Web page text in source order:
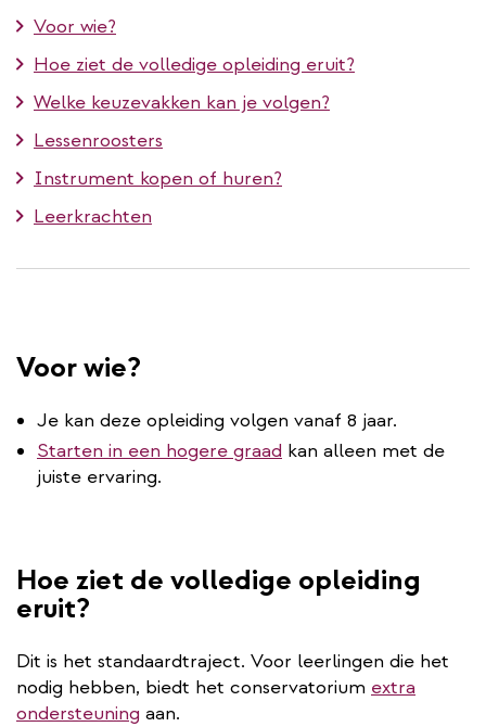
Voor wie?
Hoe ziet de volledige opleiding eruit?
Welke keuzevakken kan je volgen?
Lessenroosters
Instrument kopen of huren?
Leerkrachten
Voor wie?
Je kan deze opleiding volgen vanaf 8 jaar.
Starten in een hogere graad kan alleen met de
juiste ervaring.
Hoe ziet de volledige opleiding
eruit?
Dit is het standaardtraject. Voor leerlingen die het
nodig hebben, biedt het conservatorium extra
ondersteuning aan.